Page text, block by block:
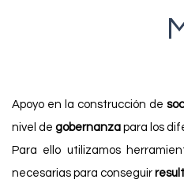
Apoyo en la construcción de
nivel de gobernanzapara los
Para ello utilizamos
necesarias para conseguir